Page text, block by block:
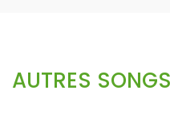
AUTRES SONGS